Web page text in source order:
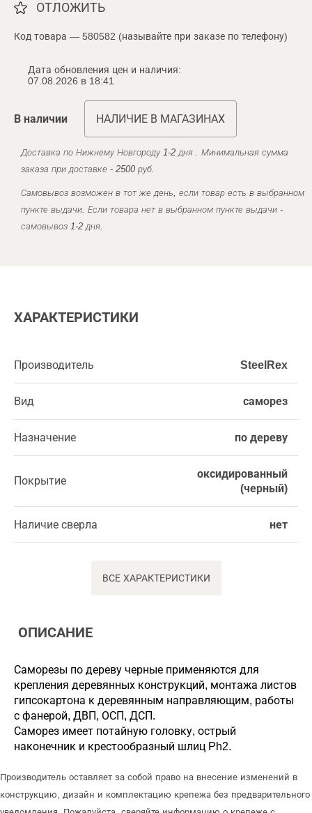
ОТЛОЖИТЬ
Код товара — 580582 (называйте при заказе по телефону)
Дата обновления цен и наличия:
07.08.2026 в 18:41
В наличии НАЛИЧИЕ В МАГАЗИНАХ
Доставка по Нижнему Новгороду 1-2 дня . Минимальная сумма
заказа при доставке - 2500 руб.
Самовывоз возможен в тот же день, если товар есть в выбранном
пункте выдачи. Если товара нет в выбранном пункте выдачи -
самовывоз 1-2 дня.
ХАРАКТЕРИСТИКИ
Производитель SteelRex
Вид саморез
Назначение по дереву
Покрытие
оксидированный
(черный)
Наличие сверла нет
ВСЕ ХАРАКТЕРИСТИКИ
ОПИСАНИЕ
Саморезы по дереву черные применяются для
крепления деревянных конструкций, монтажа листов
гипсокартона к деревянным направляющим, работы
с фанерой, ДВП, ОСП, ДСП.
Саморез имеет потайную головку, острый
наконечник и крестообразный шлиц Ph2.
Производитель оставляет за собой право на внесение изменений в
конструкцию, дизайн и комплектацию крепежа без предварительного